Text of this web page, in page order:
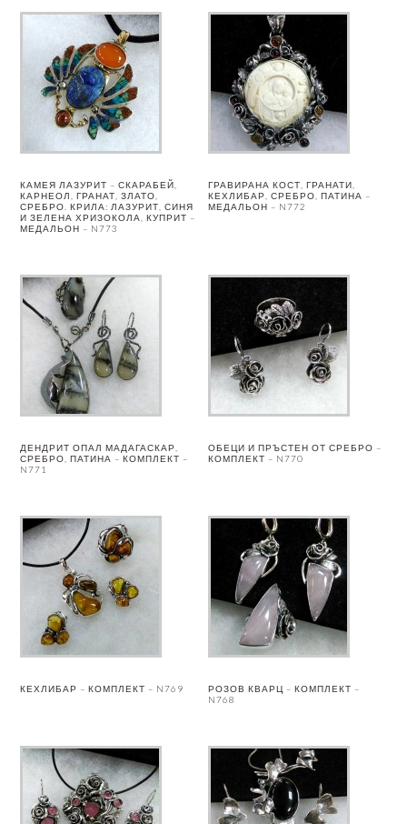
КАМЕЯ ЛАЗУРИТ – СКАРАБЕЙ,
КАРНЕОЛ, ГРАНАТ, ЗЛАТО,
СРЕБРО. КРИЛА: ЛАЗУРИТ, СИНЯ
И ЗЕЛЕНА ХРИЗОКОЛА, КУПРИТ –
МЕДАЛЬОН – N773
ГРАВИРАНА КОСТ, ГРАНАТИ,
КЕХЛИБАР, СРЕБРО, ПАТИНА –
МЕДАЛЬОН – N772
ДЕНДРИТ ОПАЛ МАДАГАСКАР,
СРЕБРО, ПАТИНА – КОМПЛЕКТ –
N771
ОБЕЦИ И ПРЪСТЕН ОТ СРЕБРО –
КОМПЛЕКТ – N770
КЕХЛИБАР – КОМПЛЕКТ – N769
РОЗОВ КВАРЦ – КОМПЛЕКТ –
N768